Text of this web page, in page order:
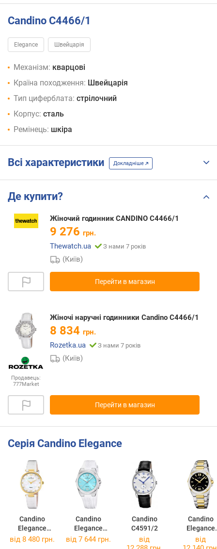
Candino C4466/1
Elegance Швейцарія
Механізм: кварцові
Країна походження: Швейцарія
Тип циферблата: стрілочний
Корпус: сталь
Ремінець: шкіра
Всі характеристики Докладніше
Де купити?
Жіночий годинник CANDINO C4466/1
9 276 грн.
Thewatch.ua
З нами 7 років
(Київ)
Перейти в магазин
Продавець:
777Market
Жіночі наручні годинники Candino C4466/1
8 834 грн.
Rozetka.ua
З нами 7 років
(Київ)
Перейти в магазин
Серія Candino Elegance
Candino
Elegance
C4670/3
Candino
Elegance
C4777/2
Candino
C4591/2
Candino
Elegance
C4776/6
від 8 480 грн. від 7 644 грн.
від
від